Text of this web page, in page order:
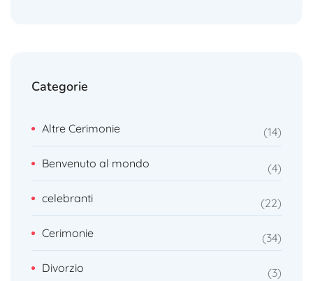
Categorie
Altre Cerimonie 14
Benvenuto al mondo 4
celebranti 22
Cerimonie 34
Divorzio 3